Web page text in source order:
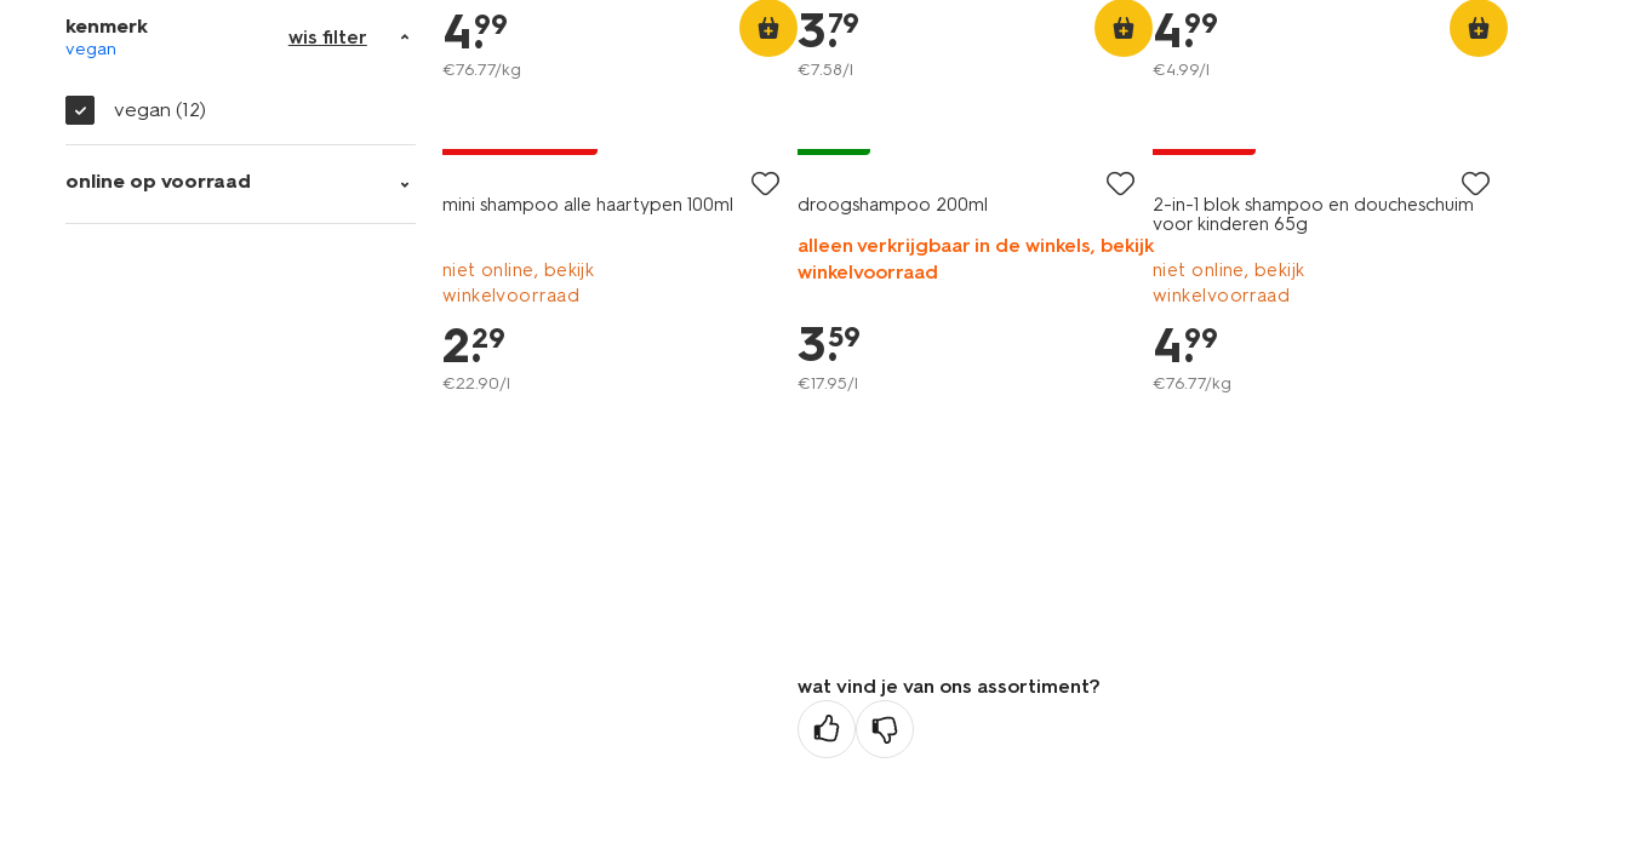
kenmerk
vegan
wis filter
vegan (12)
online op voorraad
4.
99
€76.77/kg
3.
79
€7.58/l
4.
99
€4.99/l
mini shampoo alle haartypen 100ml
niet online, bekijk
winkelvoorraad
2.
29
€22.90/l
droogshampoo 200ml
alleen verkrijgbaar in de winkels, bekijk
winkelvoorraad
3.
59
€17.95/l
2-in-1 blok shampoo en doucheschuim
voor kinderen 65g
niet online, bekijk
winkelvoorraad
4.
99
€76.77/kg
wat vind je van ons assortiment?